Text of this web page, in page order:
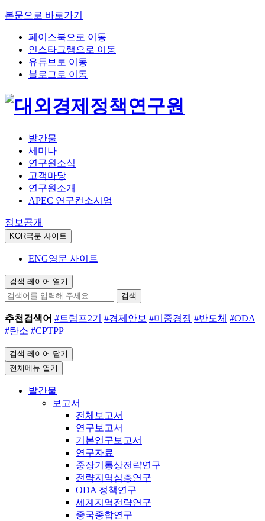
본문으로 바로가기
페이스북으로 이동
인스타그램으로 이동
유튜브로 이동
블로그로 이동
발간물
세미나
연구원소식
고객마당
연구원소개
APEC 연구컨소시엄
정보공개
KOR국문 사이트
ENG영문 사이트
검색 레이어 열기
검색
추천검색어 #트럼프2기 #경제안보 #미중경쟁 #반도체 #ODA
#탄소 #CPTPP
검색 레이어 닫기
전체메뉴 열기
발간물
보고서
전체보고서
연구보고서
기본연구보고서
연구자료
중장기통상전략연구
전략지역심층연구
ODA 정책연구
세계지역전략연구
중국종합연구